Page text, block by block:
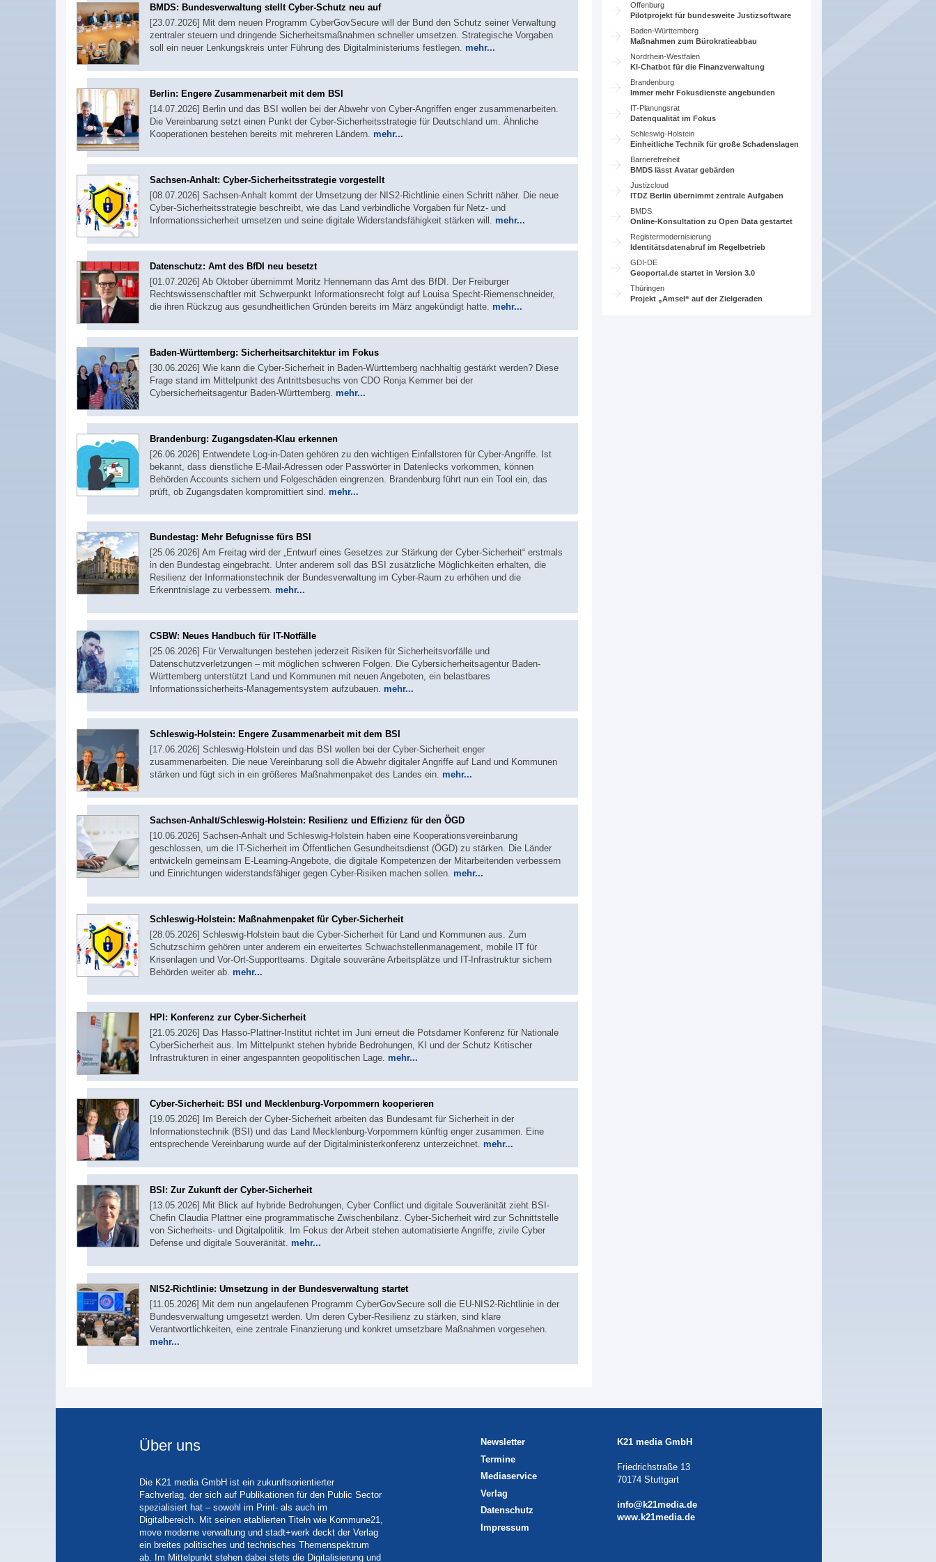
BMDS: Bundesverwaltung stellt Cyber-Schutz neu auf
[23.07.2026] Mit dem neuen Programm CyberGovSecure will der Bund den Schutz seiner Verwaltung
zentraler steuern und dringende Sicherheitsmaßnahmen schneller umsetzen. Strategische Vorgaben
soll ein neuer Lenkungskreis unter Führung des Digitalministeriums festlegen. mehr...
Berlin: Engere Zusammenarbeit mit dem BSI
[14.07.2026] Berlin und das BSI wollen bei der Abwehr von Cyber-Angriffen enger zusammenarbeiten.
Die Vereinbarung setzt einen Punkt der Cyber-Sicherheitsstrategie für Deutschland um. Ähnliche
Kooperationen bestehen bereits mit mehreren Ländern. mehr...
Sachsen-Anhalt: Cyber-Sicherheitsstrategie vorgestellt
[08.07.2026] Sachsen-Anhalt kommt der Umsetzung der NIS2-Richtlinie einen Schritt näher. Die neue
Cyber-Sicherheitsstrategie beschreibt, wie das Land verbindliche Vorgaben für Netz- und
Informationssicherheit umsetzen und seine digitale Widerstandsfähigkeit stärken will. mehr...
Datenschutz: Amt des BfDI neu besetzt
[01.07.2026] Ab Oktober übernimmt Moritz Hennemann das Amt des BfDI. Der Freiburger
Rechtswissenschaftler mit Schwerpunkt Informationsrecht folgt auf Louisa Specht-Riemenschneider,
die ihren Rückzug aus gesundheitlichen Gründen bereits im März angekündigt hatte. mehr...
Baden-Württemberg: Sicherheitsarchitektur im Fokus
[30.06.2026] Wie kann die Cyber-Sicherheit in Baden-Württemberg nachhaltig gestärkt werden? Diese
Frage stand im Mittelpunkt des Antrittsbesuchs von CDO Ronja Kemmer bei der
Cybersicherheitsagentur Baden-Württemberg. mehr...
Brandenburg: Zugangsdaten-Klau erkennen
[26.06.2026] Entwendete Log-in-Daten gehören zu den wichtigen Einfallstoren für Cyber-Angriffe. Ist
bekannt, dass dienstliche E-Mail-Adressen oder Passwörter in Datenlecks vorkommen, können
Behörden Accounts sichern und Folgeschäden eingrenzen. Brandenburg führt nun ein Tool ein, das
prüft, ob Zugangsdaten kompromittiert sind. mehr...
Bundestag: Mehr Befugnisse fürs BSI
[25.06.2026] Am Freitag wird der „Entwurf eines Gesetzes zur Stärkung der Cyber-Sicherheit“ erstmals
in den Bundestag eingebracht. Unter anderem soll das BSI zusätzliche Möglichkeiten erhalten, die
Resilienz der Informationstechnik der Bundesverwaltung im Cyber-Raum zu erhöhen und die
Erkenntnislage zu verbessern. mehr...
CSBW: Neues Handbuch für IT-Notfälle
[25.06.2026] Für Verwaltungen bestehen jederzeit Risiken für Sicherheitsvorfälle und
Datenschutzverletzungen – mit möglichen schweren Folgen. Die Cybersicherheitsagentur Baden-
Württemberg unterstützt Land und Kommunen mit neuen Angeboten, ein belastbares
Informationssicherheits-Managementsystem aufzubauen. mehr...
Schleswig-Holstein: Engere Zusammenarbeit mit dem BSI
[17.06.2026] Schleswig-Holstein und das BSI wollen bei der Cyber-Sicherheit enger
zusammenarbeiten. Die neue Vereinbarung soll die Abwehr digitaler Angriffe auf Land und Kommunen
stärken und fügt sich in ein größeres Maßnahmenpaket des Landes ein. mehr...
Sachsen-Anhalt/Schleswig-Holstein: Resilienz und Effizienz für den ÖGD
[10.06.2026] Sachsen-Anhalt und Schleswig-Holstein haben eine Kooperationsvereinbarung
geschlossen, um die IT-Sicherheit im Öffentlichen Gesundheitsdienst (ÖGD) zu stärken. Die Länder
entwickeln gemeinsam E-Learning-Angebote, die digitale Kompetenzen der Mitarbeitenden verbessern
und Einrichtungen widerstandsfähiger gegen Cyber-Risiken machen sollen. mehr...
Schleswig-Holstein: Maßnahmenpaket für Cyber-Sicherheit
[28.05.2026] Schleswig-Holstein baut die Cyber-Sicherheit für Land und Kommunen aus. Zum
Schutzschirm gehören unter anderem ein erweitertes Schwachstellenmanagement, mobile IT für
Krisenlagen und Vor-Ort-Supportteams. Digitale souveräne Arbeitsplätze und IT-Infrastruktur sichern
Behörden weiter ab. mehr...
HPI: Konferenz zur Cyber-Sicherheit
[21.05.2026] Das Hasso-Plattner-Institut richtet im Juni erneut die Potsdamer Konferenz für Nationale
CyberSicherheit aus. Im Mittelpunkt stehen hybride Bedrohungen, KI und der Schutz Kritischer
Infrastrukturen in einer angespannten geopolitischen Lage. mehr...
Cyber-Sicherheit: BSI und Mecklenburg-Vorpommern kooperieren
[19.05.2026] Im Bereich der Cyber-Sicherheit arbeiten das Bundesamt für Sicherheit in der
Informationstechnik (BSI) und das Land Mecklenburg-Vorpommern künftig enger zusammen. Eine
entsprechende Vereinbarung wurde auf der Digitalministerkonferenz unterzeichnet. mehr...
BSI: Zur Zukunft der Cyber-Sicherheit
[13.05.2026] Mit Blick auf hybride Bedrohungen, Cyber Conflict und digitale Souveränität zieht BSI-
Chefin Claudia Plattner eine programmatische Zwischenbilanz. Cyber-Sicherheit wird zur Schnittstelle
von Sicherheits- und Digitalpolitik. Im Fokus der Arbeit stehen automatisierte Angriffe, zivile Cyber
Defense und digitale Souveränität. mehr...
NIS2-Richtlinie: Umsetzung in der Bundesverwaltung startet
[11.05.2026] Mit dem nun angelaufenen Programm CyberGovSecure soll die EU‑NIS2‑Richtlinie in der
Bundesverwaltung umgesetzt werden. Um deren Cyber-Resilienz zu stärken, sind klare
Verantwortlichkeiten, eine zentrale Finanzierung und konkret umsetzbare Maßnahmen vorgesehen.
mehr...
Offenburg
Pilotprojekt für bundesweite Justizsoftware
Baden-Württemberg
Maßnahmen zum Bürokratieabbau
Nordrhein-Westfalen
KI-Chatbot für die Finanzverwaltung
Brandenburg
Immer mehr Fokusdienste angebunden
IT-Planungsrat
Datenqualität im Fokus
Schleswig-Holstein
Einheitliche Technik für große Schadenslagen
Barrierefreiheit
BMDS lässt Avatar gebärden
Justizcloud
ITDZ Berlin übernimmt zentrale Aufgaben
BMDS
Online-Konsultation zu Open Data gestartet
Registermodernisierung
Identitätsdatenabruf im Regelbetrieb
GDI-DE
Geoportal.de startet in Version 3.0
Thüringen
Projekt „Amsel“ auf der Zielgeraden
Über uns
Die K21 media GmbH ist ein zukunftsorientierter
Fachverlag, der sich auf Publikationen für den Public Sector
spezialisiert hat – sowohl im Print- als auch im
Digitalbereich. Mit seinen etablierten Titeln wie Kommune21,
move moderne verwaltung und stadt+werk deckt der Verlag
ein breites politisches und technisches Themenspektrum
ab. Im Mittelpunkt stehen dabei stets die Digitalisierung und
Newsletter
Termine
Mediaservice
Verlag
Datenschutz
Impressum
K21 media GmbH
Friedrichstraße 13
70174 Stuttgart
info@k21media.de
www.k21media.de